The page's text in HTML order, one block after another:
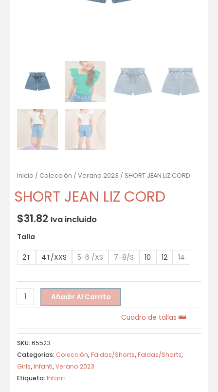
Inicio / Colección / Verano 2023 / SHORT JEAN LIZ CORD
SHORT JEAN LIZ CORD
$31.82 Iva incluido
Talla
2T 4T/XXS 5-6 /XS 7-8/S 10 12 14
Añadir Al Carrito
Cuadro de tallas
SKU: 65523
Categorías: Colección,Faldas/Shorts,Faldas/Shorts,
Girls,Infanti,Verano 2023
Etiqueta: Infanti